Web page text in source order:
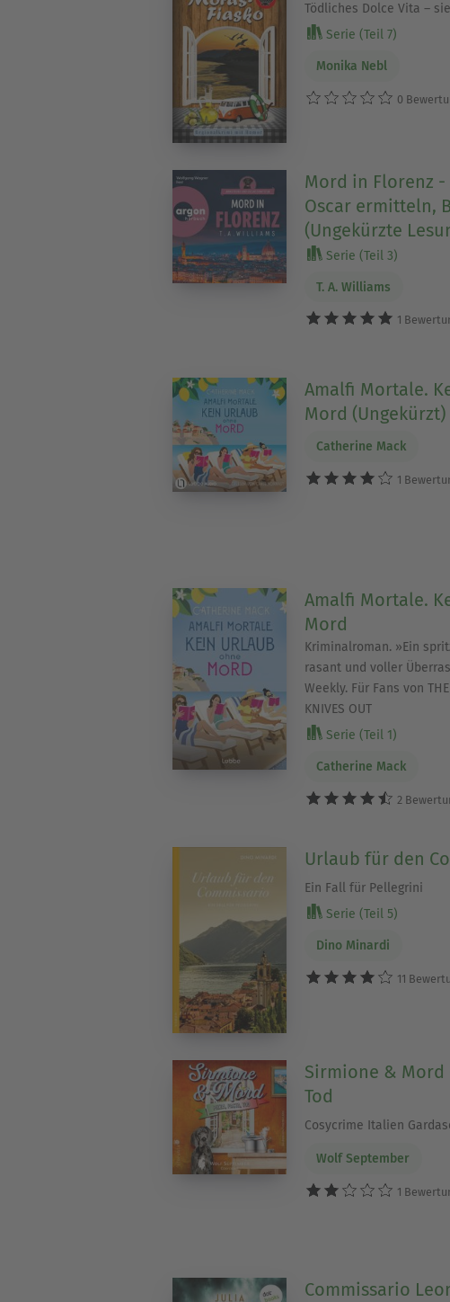
Tödliches Dolce Vita –
Serie (Teil 7)
Monika Nebl
0
Mord in Florenz
Oscar ermitteln,
(Ungekürzte
Serie (Teil 3)
T. A. Williams
1
Amalfi Mortale.
Mord (Ungekürzt)
Catherine Mack
1
Amalfi Mortale.
Mord
Kriminalroman. »Ein
rasant und voller
Weekly. Für Fans von
KNIVES OUT
Serie (Teil 1)
Catherine Mack
2
Urlaub für den
Ein Fall für Pellegrini
Serie (Teil 5)
Dino Minardi
11
Sirmione & Mord
Tod
Cosycrime Italien
Wolf September
1
Commissario